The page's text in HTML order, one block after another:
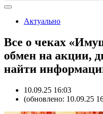
Актуально
Все о чеках
обмен на акции,
найти
10.09.25 16:03
(обновлено: 10.09.25